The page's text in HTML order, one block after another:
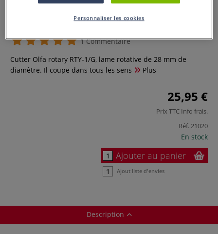
Lame rotative pour Olfa rotary
1 Commentaire
Cutter Olfa rotary RTY-1/G, lame rotative de 28 mm de
diamètre. Il coupe dans tous les sens
Plus
25,95 €
Prix TTC Info frais.
Réf.21020
En stock
Ajouter au panier
Ajout liste d'envies
Description
Personnaliser les cookies